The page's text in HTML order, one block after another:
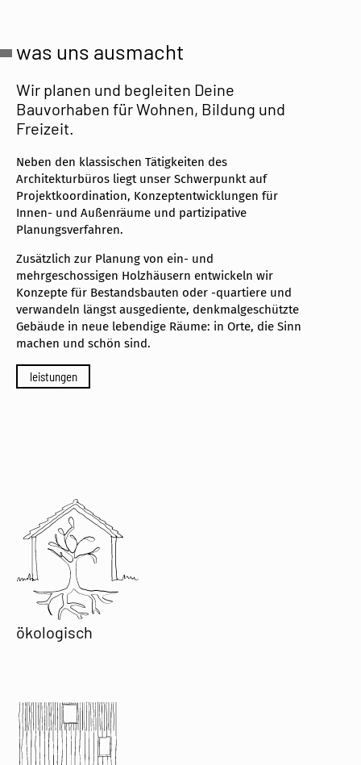
was uns ausmacht
Wir planen und begleiten Deine
Bauvorhaben für Wohnen, Bildung und
Freizeit.
Neben den klassischen Tätigkeiten des
Architekturbüros liegt unser Schwerpunkt auf
Projektkoordination, Konzeptentwicklungen für
Innen- und Außenräume und partizipative
Planungsverfahren.
Zusätzlich zur Planung von ein- und
mehrgeschossigen Holzhäusern entwickeln wir
Konzepte für Bestandsbauten oder -quartiere und
verwandeln längst ausgediente, denkmalgeschützte
Gebäude in neue lebendige Räume: in Orte, die Sinn
machen und schön sind.
leistungen
ökologisch